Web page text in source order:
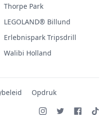
Thorpe Park
LEGOLAND® Billund
Erlebnispark Tripsdrill
Walibi Holland
Opdruk